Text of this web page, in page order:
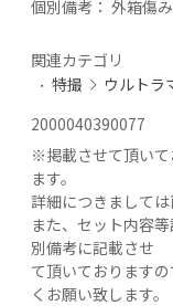
個別備考： 外箱傷
関連カテゴリ
特撮
ウルトラ
2000040390077
※掲載させて頂い
ます。
詳細につきまして
また、セット内容
別備考に記載させ
て頂いております
くお願い致します。